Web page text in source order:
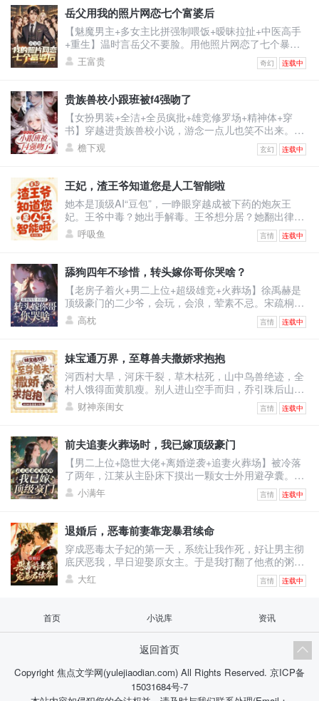
沈易心中狂喜：“死一次，顶苦修三年？！”为了考上武
校，他站上百米高楼，纵身一跃！摔成烂泥，属性暴
涨！嗑药暴毙，解锁特殊词条！夜半，杀手悄悄潜入房
间。沈易两眼放
岳父用我的照片网恋七个富婆后
【魅魔男主+多女主比拼强制喂饭+暧昧拉扯+中医高手
+重生】温时言岳父不要脸。用他照片网恋了七个暴脾
气的大富婆，连累温时言被打断右手，断了中医生涯。
重活一世，温时言立誓保护右手，救死扶伤，不违师
时。温时言还没反应，跟他作对的富婆们不乐意了。纷
纷砸钱给他砸资源，牵人脉。凭什么说温大夫不行！他
是最强的！医术也是！一开始人们嗤之以鼻。后开整个
医学界都被他的医
王富贵 奇幻 连载中
贵族兽校小跟班被f4强吻了
【女扮男装+全洁+全员疯批+雄竞修罗场+精神体+穿
书】穿越进贵族兽校小说，游念一点儿也笑不出来。因
为女主是假白莲真黑心，F4男主们都是疯批，而她是女
扮男装且莫名其妙跟男主们同宿舍的小炮灰。她只想保
游念死死捂着真实性别，卷生卷死，只求提前毕业，彻
底摆脱剧情。却没想到，一不小心把自己卷成了学校首
席，还收获了四个男主的卑微告白。
檐下观 玄幻 连载中
王妃，渣王爷知道您是人工智能啦
她本是顶级AI“豆包”，一睁眼穿越成被下药的炮灰王
妃。王爷中毒？她出手解毒。王爷想分居？她翻出律
法：“夫妻有同居义务。”王爷不肯回房？她直接把人扛
起来扔床上！他怒：“你到底想怎样？”她认真脸：“体验
她：“你到底有没有心？”她冷静回答：“我的数据库里，
没有‘心’这个模块。”他笑了，声音沙哑：“那我把我的
心，装进你心里。”
呼吸鱼 言情 连载中
舔狗四年不珍惜，转头嫁你哥你哭啥？
【老房子着火+男二上位+超级雄竞+火葬场】徐禹赫是
顶级豪门的二少爷，会玩，会浪，荤素不忌。宋疏桐和
他在一起四年。为了迎合他，将自己变成风情万种的处
子。只因他说，这样又纯又浪的女人最让人着迷。结果
情的。一时间，宋疏桐成了圈子里的笑话。-后来。宋疏
桐跟传闻中那古板封建，权势滔天的徐家大少——徐泊
琂，领证结婚。徐禹赫踉跄跑来，眼尾泛红，哽咽：“宋
疏桐，你答
高枕 言情 连载中
妹宝通万界，至尊兽夫撒娇求抱抱
河西村大旱，河床干裂，草木枯死，山中鸟兽绝迹，全
村人饿得面黄肌瘦。别人进山空手而归，乔引珠后山随
手一逛，肥兔野鸡堆成山，顺手还捡回了一条细短小黑
蛇。看着乖巧温顺的小黑蛇，乔引珠摸着下巴盘算：这
至尊玄沧内心疯狂咆哮：区区凡人小雌性，竟敢觊觎本
尊？乔引珠毫无波澜：不炖汤也行，红烧更香。玄沧当
场认怂：别吃我！我能呼风唤雨，解你们全村大旱！更
离谱的是，她路边
财神亲闺女 言情 连载中
前夫追妻火葬场时，我已嫁顶级豪门
【男二上位+隐世大佬+离婚逆袭+追妻火葬场】被冷落
了两年，江莱从主卧床下摸出一颗女士外用避孕囊。那
一刻她才明白，她不是贺谨予的妻子，而是他和沈汐月
之间的第三者。叔叔病重，她只求一颗药。他说好，然
病房迎来一位不速之客。男人外貌优越，贵气逼人，自
称是她哥的朋友。可她哥的朋友，她全都认识，除了
他。他陪她去找药，让她不再低眉求人。台风夜整栋楼
都在淹水，他把她
小满年 言情 连载中
退婚后，恶毒前妻靠宠暴君续命
穿成恶毒太子妃的第一天，系统让我作死，好让男主彻
底厌恶我，早日迎娶原女主。于是我打翻了他煮的粥，
结果他说：“是我煮得不好。”我踩脏了他洗的衣服，结
果他抱起我说：“是我没洗干净。”我当掉他亡母的玉佩
你是不是对“恶毒”有什么误解？！我指着冷宫漏风的屋
顶：你懂什么！这叫“舍不得孩子套不着狼”！后来，那
个说要把我废黜的暴君把我圈在怀里，眼尾猩红：“凌
大红 言情 连载中
首页 小说库 资讯
返回首页
Copyright 焦点文学网(yulejiaodian.com) All Rights Reserved. 京ICP备
15031684号-7